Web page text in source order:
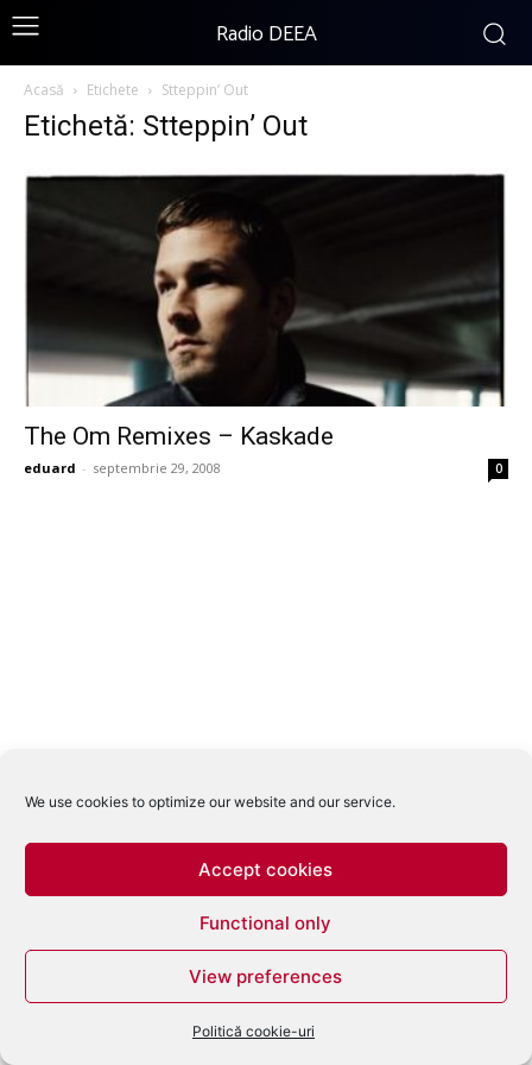
We use cookies to optimize our website and our service.
Accept cookies
Functional only
View preferences
Politică cookie-uri
Radio DEEA
Acasă Etichete Stteppin’ Out
Etichetă: Stteppin’ Out
The Om Remixes – Kaskade
eduard - septembrie 29, 2008 0